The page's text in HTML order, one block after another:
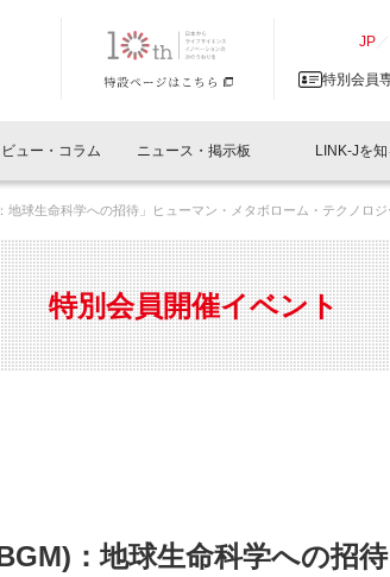
JP
特別会員
閉じる
イベントレポート一覧
LINK-J主催・共催
LINK-J協賛・協力
What's "UNIKORN"？
ュー・コラム
ベンチャーインタビュー
サポーターコラム
ニュース・掲示板
人と情報の交流掲示板一
会員プレスリリース
募集
LINK-Jを知
Why in Nihonbashi
サポーター紹介
パンフレット
特別会員について
オフィス・ラボ
地球生命科学への招待」ヒューマン・メタボローム・テクノロ
特別会員開催イベント
：地球生命科学への招